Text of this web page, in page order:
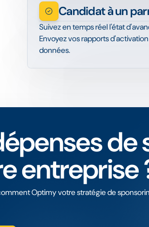
Candidat à un
Suivez en temps réel l'état
Envoyez vos rapports
données.
de
entreprise
Optimy votre stratégie de